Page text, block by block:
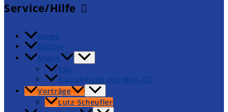
Service/Hilfe
Home
Bücher
Musik
CDs
Klappkarten mit Mini-CD
Vorträge
Lutz Scheufler